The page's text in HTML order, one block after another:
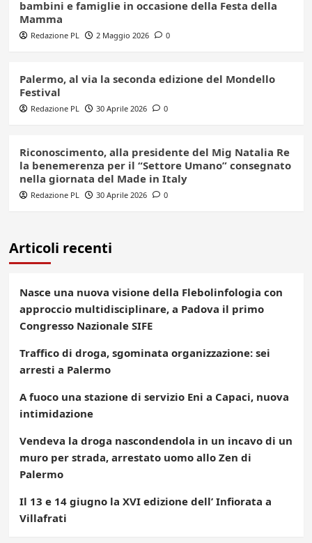
bambini e famiglie in occasione della Festa della
Mamma
Redazione PL 2 Maggio 2026 0
Palermo, al via la seconda edizione del Mondello
Festival
Redazione PL 30 Aprile 2026 0
Riconoscimento, alla presidente del Mig Natalia Re
la benemerenza per il “Settore Umano” consegnato
nella giornata del Made in Italy
Redazione PL 30 Aprile 2026 0
Articoli recenti
Nasce una nuova visione della Flebolinfologia con
approccio multidisciplinare, a Padova il primo
Congresso Nazionale SIFE
Traffico di droga, sgominata organizzazione: sei
arresti a Palermo
A fuoco una stazione di servizio Eni a Capaci, nuova
intimidazione
Vendeva la droga nascondendola in un incavo di un
muro per strada, arrestato uomo allo Zen di
Palermo
Il 13 e 14 giugno la XVI edizione dell’ Infiorata a
Villafrati